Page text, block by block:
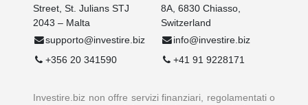
Street, St. Julians STJ
2043 – Malta
supporto@investire.biz
+356 20 341590
8A, 6830 Chiasso,
Switzerland
info@investire.biz
+41 91 9228171
Investire.biz non offre servizi finanziari, regolamentati o